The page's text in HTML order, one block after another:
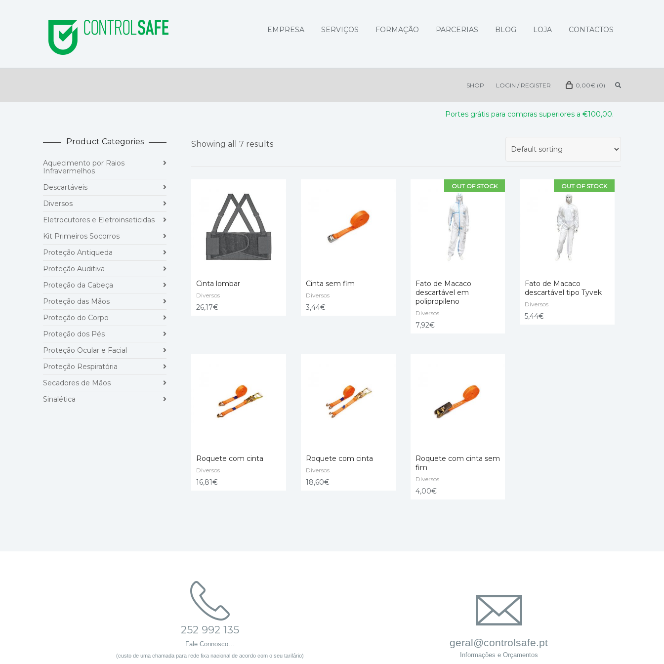
EMPRESA SERVIÇOS FORMAÇÃO PARCERIAS BLOG LOJA CONTACTOS
0,00€ (0)
SHOP LOGIN / REGISTER
Portes grátis para compras superiores a €100,00.
Showing all 7 results
ADD TO CART
Cinta lombar
Diversos
26,17€ ADD TO CART
Cinta sem fim
Diversos
3,44€
OUT OF STOCK
SELECT OPTIONS
Fato de Macaco
descartável em
polipropileno
Diversos
7,92€
OUT OF STOCK
SELECT OPTIONS
Fato de Macaco
descartável tipo Tyvek
Diversos
5,44€
ADD TO CART
Roquete com cinta
Diversos
16,81€ ADD TO CART
Roquete com cinta
Diversos
18,60€ ADD TO CART
Roquete com cinta sem
fim
Diversos
4,00€
Product Categories
Aquecimento por Raios
Infravermelhos
Descartáveis
Diversos
Eletrocutores e Eletroinseticidas
Kit Primeiros Socorros
Proteção Antiqueda
Proteção Auditiva
Proteção da Cabeça
Proteção das Mãos
Proteção do Corpo
Proteção dos Pés
Proteção Ocular e Facial
Proteção Respiratória
Secadores de Mãos
Sinalética
252 992 135
Fale Connosco…
(custo de uma chamada para rede fixa nacional de acordo com o seu tarifário)
geral@controlsafe.pt
Informações e Orçamentos